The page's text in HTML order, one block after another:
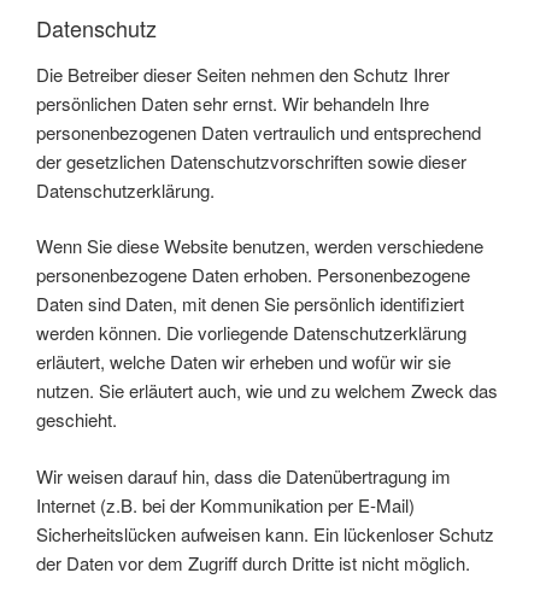
Datenschutz
Die Betreiber dieser Seiten nehmen den Schutz Ihrer
persönlichen Daten sehr ernst. Wir behandeln Ihre
personenbezogenen Daten vertraulich und entsprechend
der gesetzlichen Datenschutzvorschriften sowie dieser
Datenschutzerklärung.
Wenn Sie diese Website benutzen, werden verschiedene
personenbezogene Daten erhoben. Personenbezogene
Daten sind Daten, mit denen Sie persönlich identifiziert
werden können. Die vorliegende Datenschutzerklärung
erläutert, welche Daten wir erheben und wofür wir sie
nutzen. Sie erläutert auch, wie und zu welchem Zweck das
geschieht.
Wir weisen darauf hin, dass die Datenübertragung im
Internet (z.B. bei der Kommunikation per E-Mail)
Sicherheitslücken aufweisen kann. Ein lückenloser Schutz
der Daten vor dem Zugriff durch Dritte ist nicht möglich.